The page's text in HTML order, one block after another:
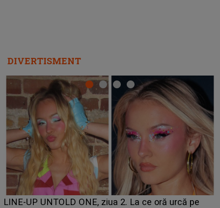
DIVERTISMENT
Ce a dezvăluit noua concurentă din "Casa Iubirii" l-a